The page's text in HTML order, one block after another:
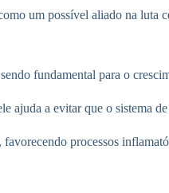
um possível aliado na luta
fundamental para o
ajuda a evitar que o sistema
processos